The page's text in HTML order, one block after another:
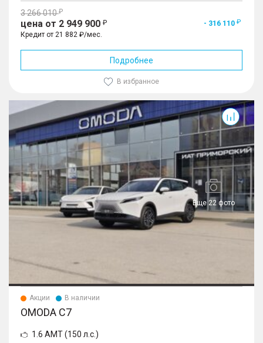
3 266 010
цена от 2 949 900
- 316 110
Кредит от 21 882 ₽/мес.
Подробнее
В избранное
Еще 22 фото
Акции В наличии
OMODA C7
1.6 AMT (150 л.с.)